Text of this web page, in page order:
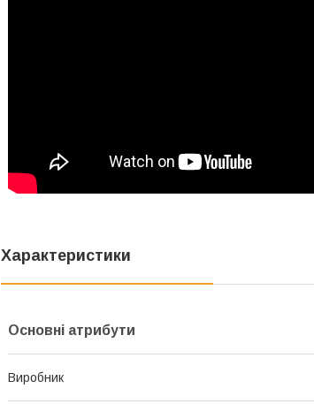
Характеристики
Основні атрибути
Виробник